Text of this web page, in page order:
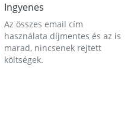
Ingyenes
Az összes email cím
használata díjmentes és az is
marad, nincsenek rejtett
költségek.